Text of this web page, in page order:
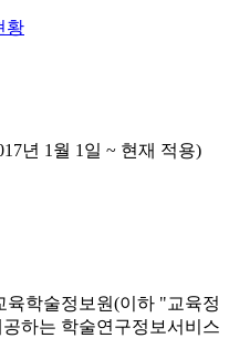
황
년 1월 1일 ~ 현재 적용)
육학술정보원(이하 "교육정
하는 학술연구정보서비스